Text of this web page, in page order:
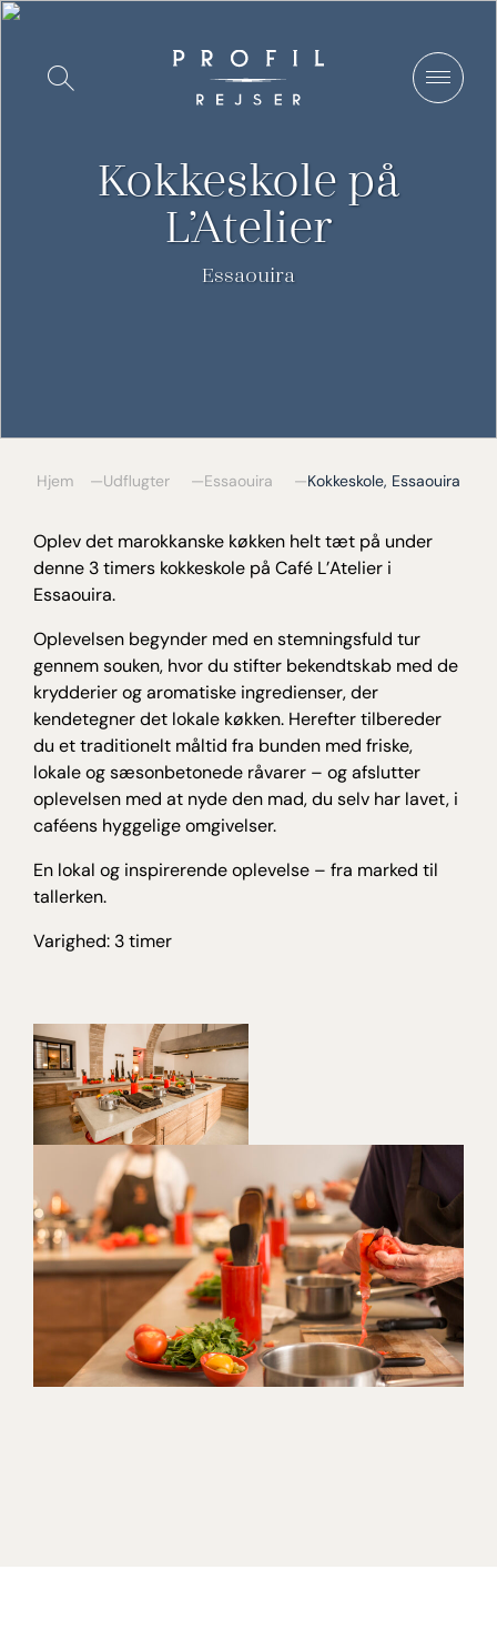
indhold
Vis/Skjul
søgning
Kokkeskole på
L’Atelier
Essaouira
Hjem Udflugter Essaouira Kokkeskole, Essaouira
Oplev det marokkanske køkken helt tæt på under
denne 3 timers kokkeskole på Café L’Atelier i
Essaouira.
Oplevelsen begynder med en stemningsfuld tur
gennem souken, hvor du stifter bekendtskab med de
krydderier og aromatiske ingredienser, der
kendetegner det lokale køkken. Herefter tilbereder
du et traditionelt måltid fra bunden med friske,
lokale og sæsonbetonede råvarer – og afslutter
oplevelsen med at nyde den mad, du selv har lavet, i
caféens hyggelige omgivelser.
En lokal og inspirerende oplevelse – fra marked til
tallerken.
Varighed: 3 timer